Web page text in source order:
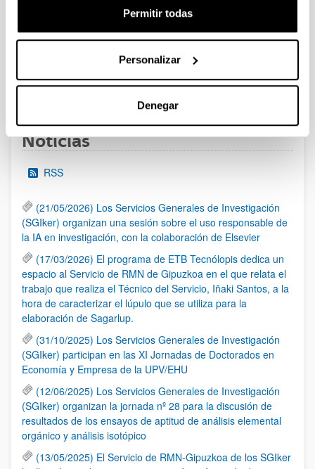
Permitir todas
Personalizar
Denegar
Plazo de presentación cerrado: 05/11/2022 - 25/11/2022 23:59
16/12/2022- Se ha publicado la propuesta de adjudicación
1 ... 54 55 56 ... 95
Noticias
RSS
(21/05/2026) Los Servicios Generales de Investigación
(SGIker) organizan una sesión sobre el uso responsable de
la IA en investigación, con la colaboración de Elsevier
(17/03/2026) El programa de ETB Tecnólopis dedica un
espacio al Servicio de RMN de Gipuzkoa en el que relata el
trabajo que realiza el Técnico del Servicio, Iñaki Santos, a la
hora de caracterizar el lúpulo que se utiliza para la
elaboración de Sagarlup.
(31/10/2025) Los Servicios Generales de Investigación
(SGIker) participan en las XI Jornadas de Doctorados en
Economía y Empresa de la UPV/EHU
(12/06/2025) Los Servicios Generales de Investigación
(SGIker) organizan la jornada nº 28 para la discusión de
resultados de los ensayos de aptitud de análisis elemental
orgánico y análisis isotópico
(13/05/2025) El Servicio de RMN-Gipuzkoa de los SGIker